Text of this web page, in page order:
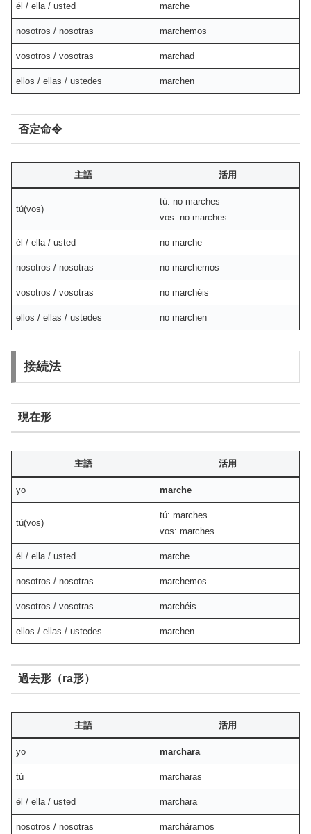
él / ella / usted marche
nosotros / nosotras marchemos
vosotros / vosotras marchad
ellos / ellas / ustedes marchen
否定命令
主語 活用
tú(vos)
tú: no marches
vos: no marches
él / ella / usted no marche
nosotros / nosotras no marchemos
vosotros / vosotras no marchéis
ellos / ellas / ustedes no marchen
接続法
現在形
主語 活用
yo marche
tú(vos)
tú: marches
vos: marches
él / ella / usted marche
nosotros / nosotras marchemos
vosotros / vosotras marchéis
ellos / ellas / ustedes marchen
過去形（ra形）
主語 活用
yo marchara
tú marcharas
él / ella / usted marchara
nosotros / nosotras marcháramos